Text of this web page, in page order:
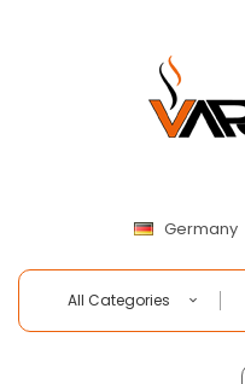
Germany
All Categories